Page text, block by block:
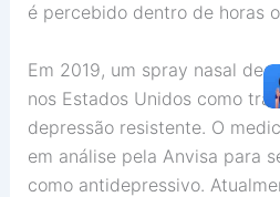
é percebido dentro de horas
Em 2019, um spray nasal de
nos Estados Unidos como
depressão resistente. O
em análise pela Anvisa para
como antidepressivo.